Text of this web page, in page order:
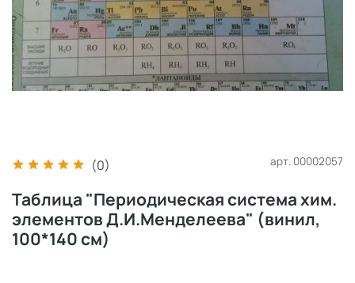
(0) арт. 00002057
Таблица "Периодическая система хим.
элементов Д.И.Менделеева" (винил,
100*140 см)